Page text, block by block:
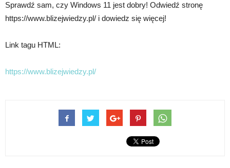
Sprawdź sam, czy Windows 11 jest dobry! Odwiedź stronę
https://www.blizejwiedzy.pl/ i dowiedz się więcej!
Link tagu HTML:
https://www.blizejwiedzy.pl/